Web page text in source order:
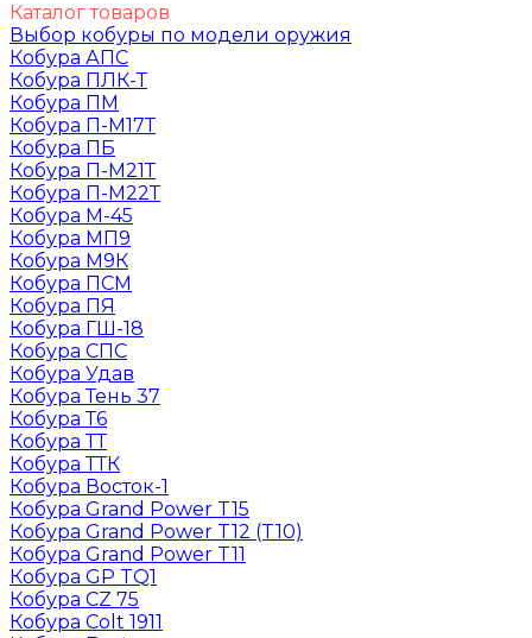
Каталог товаров
Выбор кобуры по модели оружия
Кобура АПС
Кобура ПЛК-Т
Кобура ПМ
Кобура П-М17Т
Кобура ПБ
Кобура П-М21Т
Кобура П-М22Т
Кобура М-45
Кобура МП9
Кобура М9К
Кобура ПСМ
Кобура ПЯ
Кобура ГШ-18
Кобура СПС
Кобура Удав
Кобура Тень 37
Кобура Т6
Кобура ТТ
Кобура ТТК
Кобура Восток-1
Кобура Grand Power T15
Кобура Grand Power T12 (T10)
Кобура Grand Power T11
Кобура GP TQ1
Кобура CZ 75
Кобура Colt 1911